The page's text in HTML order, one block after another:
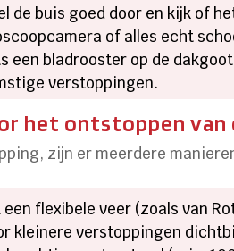
de buis goed door en kijk of
of alles echt
een bladrooster op de
verstoppingen.
het ontstoppen
zijn er meerdere
een flexibele veer (zoals van
kleinere verstoppingen